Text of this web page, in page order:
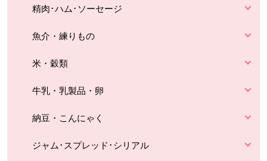
精肉･ハム･ソーセージ
魚介・練りもの
米・穀類
牛乳・乳製品・卵
納豆・こんにゃく
ジャム･スプレッド･シリアル